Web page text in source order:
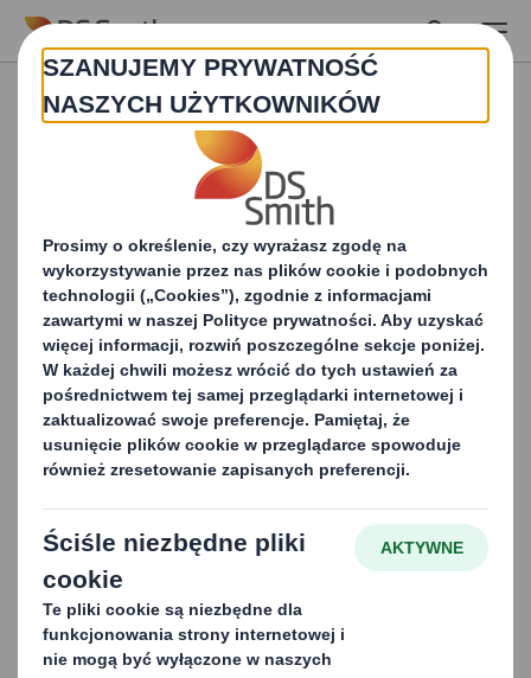
Skip to main content
Aktualności